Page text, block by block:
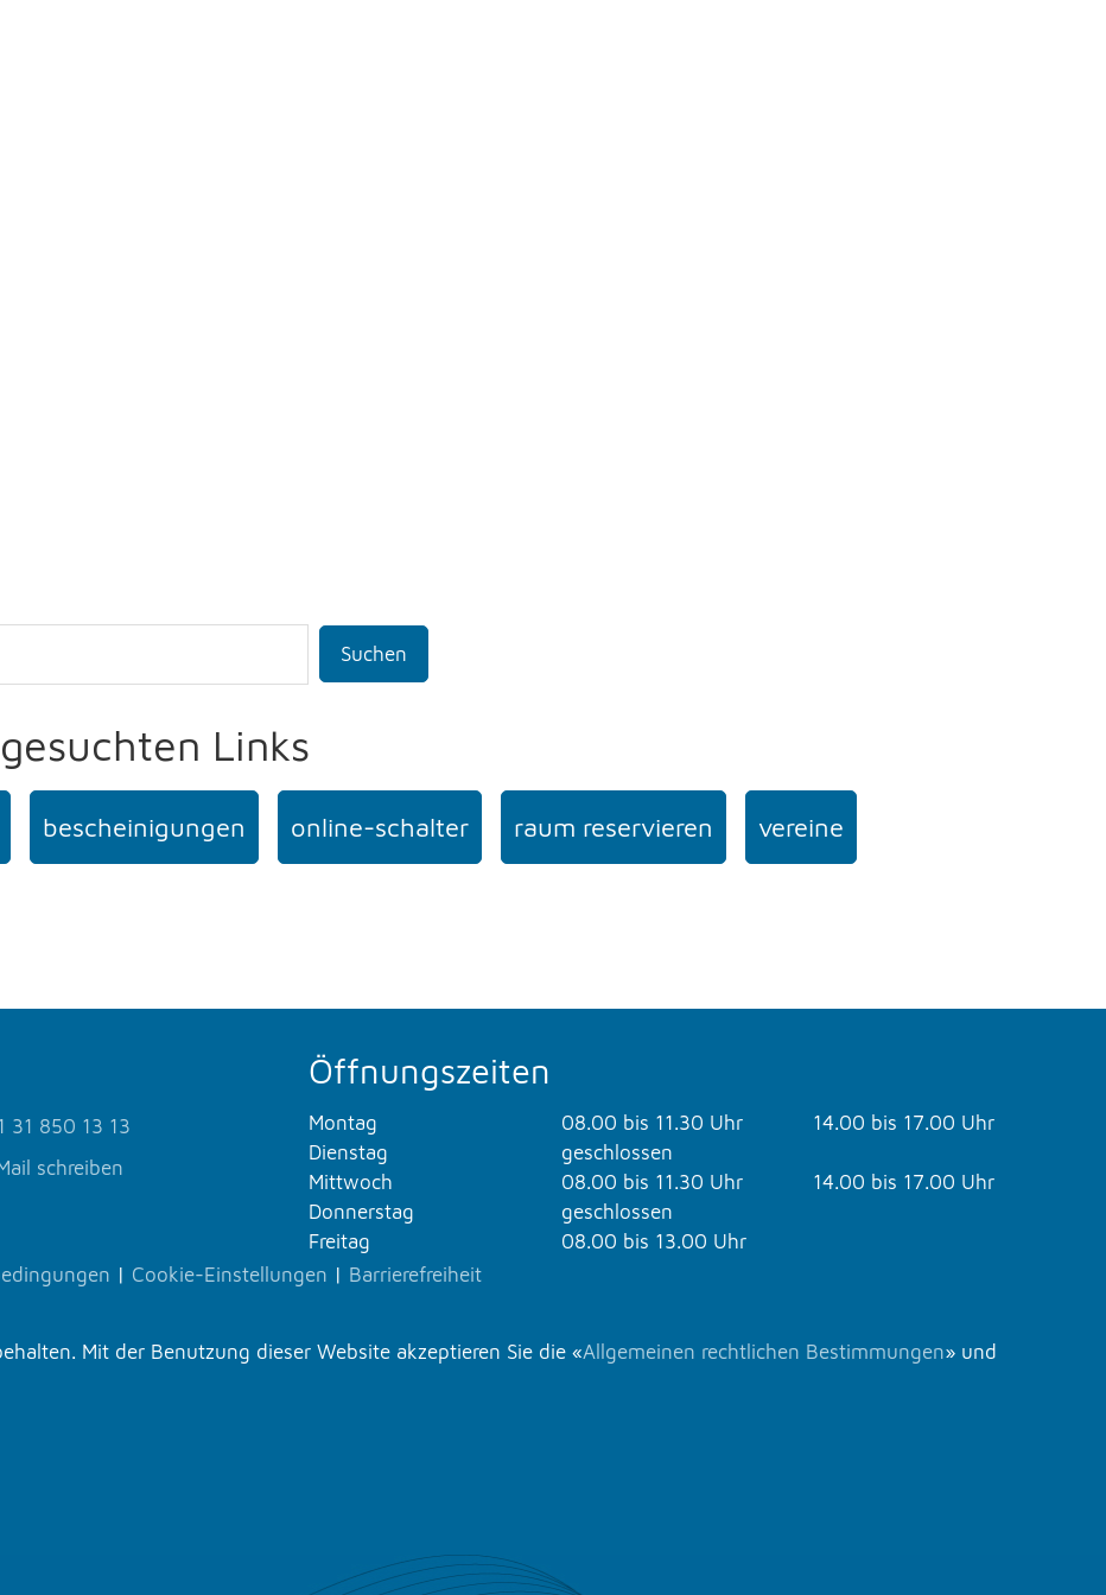
Suchen
Links
bescheinigungen online-schalter raum reservieren vereine
31 850 13 13
schreiben
Öffnungszeiten
Montag 08.00 bis 11.30 Uhr
14.00 bis 17.00 Uhr
Dienstag
geschlossen
Mittwoch
08.00 bis 11.30 Uhr
14.00 bis 17.00 Uhr
Donnerstag
geschlossen
Freitag
08.00 bis 13.00 Uhr
| Cookie-Einstellungen | Barrierefreiheit
Mit der Benutzung dieser Website akzeptieren Sie die «Allgemeinen rechtlichen Bestimmungen» und